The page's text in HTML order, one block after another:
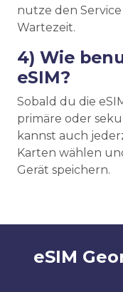
nutze den
Wartezeit.
4) Wie
eSIM?
Sobald du die
primäre oder
kannst auch
Karten wählen
Gerät speichern.
eSIM